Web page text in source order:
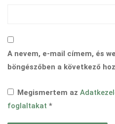
A nevem, e-mail címem, és
böngészőben a következő
Megismertem az
foglaltakat *